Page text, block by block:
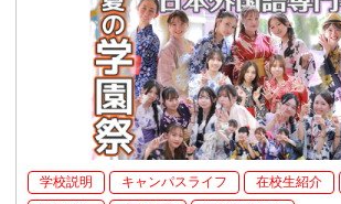
学校説明 キャンパスライフ 在校生紹介